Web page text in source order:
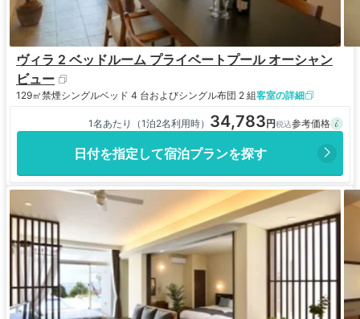
ヴィラ 2 ベッドルーム プライベートプール オーシャン
ビュー
129㎡禁煙シングルベッド 4 台およびシングル布団 2 組客室の詳細
1名あたり（1泊2名利用時） 34,783
日付を指定して宿泊プランを探す